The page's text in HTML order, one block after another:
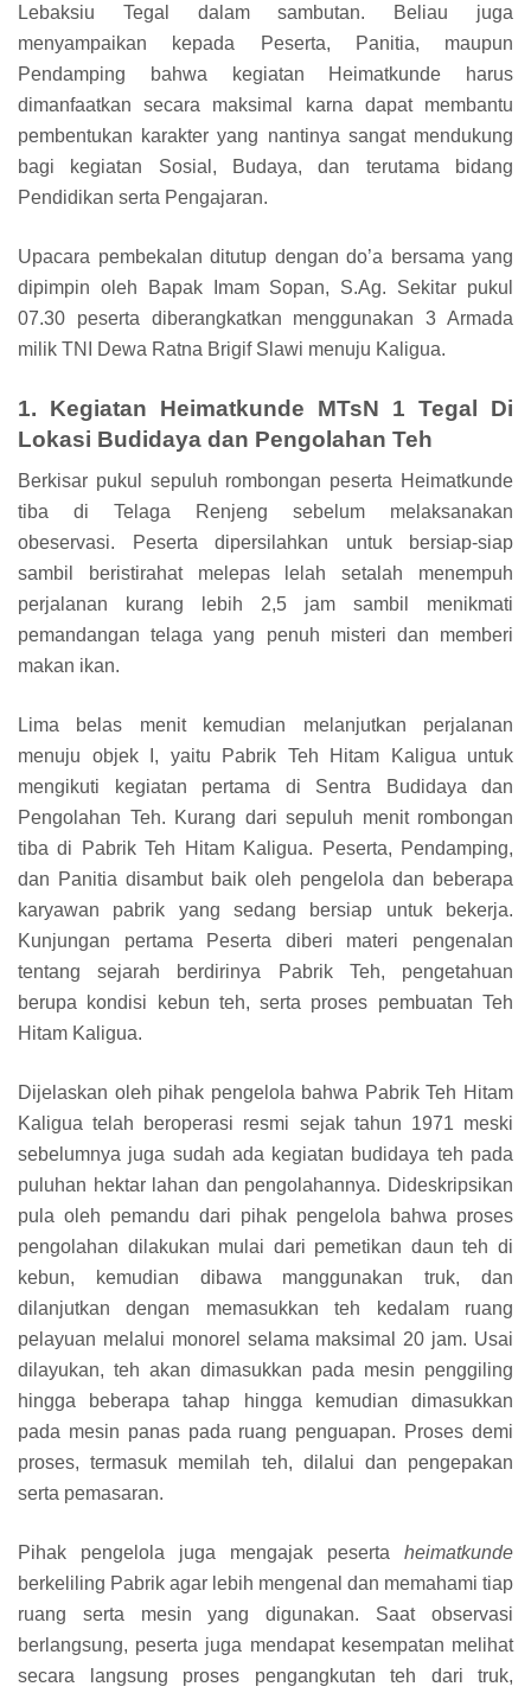
Lebaksiu Tegal dalam sambutan. Beliau juga
menyampaikan kepada Peserta, Panitia, maupun
Pendamping bahwa kegiatan Heimatkunde harus
dimanfaatkan secara maksimal karna dapat membantu
pembentukan karakter yang nantinya sangat mendukung
bagi kegiatan Sosial, Budaya, dan terutama bidang
Pendidikan serta Pengajaran.
Upacara pembekalan ditutup dengan do’a bersama yang
dipimpin oleh Bapak Imam Sopan, S.Ag. Sekitar pukul
07.30 peserta diberangkatkan menggunakan 3 Armada
milik TNI Dewa Ratna Brigif Slawi menuju Kaligua.
1. Kegiatan Heimatkunde MTsN 1 Tegal Di
Lokasi Budidaya dan Pengolahan Teh
Berkisar pukul sepuluh rombongan peserta Heimatkunde
tiba di Telaga Renjeng sebelum melaksanakan
obeservasi. Peserta dipersilahkan untuk bersiap-siap
sambil beristirahat melepas lelah setalah menempuh
perjalanan kurang lebih 2,5 jam sambil menikmati
pemandangan telaga yang penuh misteri dan memberi
makan ikan.
Lima belas menit kemudian melanjutkan perjalanan
menuju objek I, yaitu Pabrik Teh Hitam Kaligua untuk
mengikuti kegiatan pertama di Sentra Budidaya dan
Pengolahan Teh. Kurang dari sepuluh menit rombongan
tiba di Pabrik Teh Hitam Kaligua. Peserta, Pendamping,
dan Panitia disambut baik oleh pengelola dan beberapa
karyawan pabrik yang sedang bersiap untuk bekerja.
Kunjungan pertama Peserta diberi materi pengenalan
tentang sejarah berdirinya Pabrik Teh, pengetahuan
berupa kondisi kebun teh, serta proses pembuatan Teh
Hitam Kaligua.
Dijelaskan oleh pihak pengelola bahwa Pabrik Teh Hitam
Kaligua telah beroperasi resmi sejak tahun 1971 meski
sebelumnya juga sudah ada kegiatan budidaya teh pada
puluhan hektar lahan dan pengolahannya. Dideskripsikan
pula oleh pemandu dari pihak pengelola bahwa proses
pengolahan dilakukan mulai dari pemetikan daun teh di
kebun, kemudian dibawa manggunakan truk, dan
dilanjutkan dengan memasukkan teh kedalam ruang
pelayuan melalui monorel selama maksimal 20 jam. Usai
dilayukan, teh akan dimasukkan pada mesin penggiling
hingga beberapa tahap hingga kemudian dimasukkan
pada mesin panas pada ruang penguapan. Proses demi
proses, termasuk memilah teh, dilalui dan pengepakan
serta pemasaran.
Pihak pengelola juga mengajak peserta heimatkunde
berkeliling Pabrik agar lebih mengenal dan memahami tiap
ruang serta mesin yang digunakan. Saat observasi
berlangsung, peserta juga mendapat kesempatan melihat
secara langsung proses pengangkutan teh dari truk,